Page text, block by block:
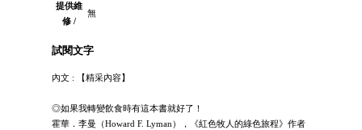
提供維
修 /
無
試閱文字
內文 : 【精采內容】
◎如果我轉變飲食時有這本書就好了！
霍華．李曼（Howard F. Lyman），《紅色牧人的綠色旅程》作者